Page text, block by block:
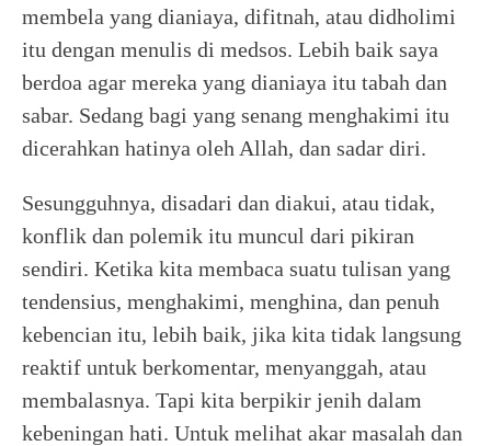
membela yang dianiaya, difitnah, atau didholimi
itu dengan menulis di medsos. Lebih baik saya
berdoa agar mereka yang dianiaya itu tabah dan
sabar. Sedang bagi yang senang menghakimi itu
dicerahkan hatinya oleh Allah, dan sadar diri.
Sesungguhnya, disadari dan diakui, atau tidak,
konflik dan polemik itu muncul dari pikiran
sendiri. Ketika kita membaca suatu tulisan yang
tendensius, menghakimi, menghina, dan penuh
kebencian itu, lebih baik, jika kita tidak langsung
reaktif untuk berkomentar, menyanggah, atau
membalasnya. Tapi kita berpikir jenih dalam
kebeningan hati. Untuk melihat akar masalah dan